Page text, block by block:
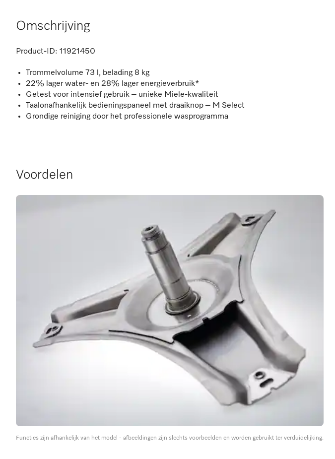
Omschrijving
Product-ID: 11921450
Trommelvolume 73 l, belading 8 kg
22% lager water- en 28% lager energieverbruik*
Getest voor intensief gebruik – unieke Miele-kwaliteit
Taalonafhankelijk bedieningspaneel met draaiknop – M Select
Grondige reiniging door het professionele wasprogramma
Voordelen
Functies zijn afhankelijk van het model - afbeeldingen zijn slechts voorbeelden en worden gebruikt ter verduidelijking.